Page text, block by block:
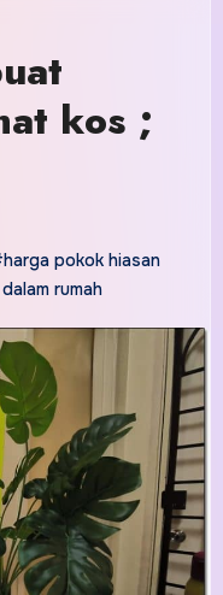
kos ;
pokok hiasan
rumah